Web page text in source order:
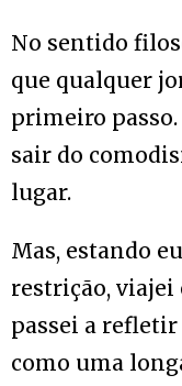
No sentido
que qualquer
primeiro
sair do
lugar.
Mas, estando
restrição, viajei
passei a refletir
como uma